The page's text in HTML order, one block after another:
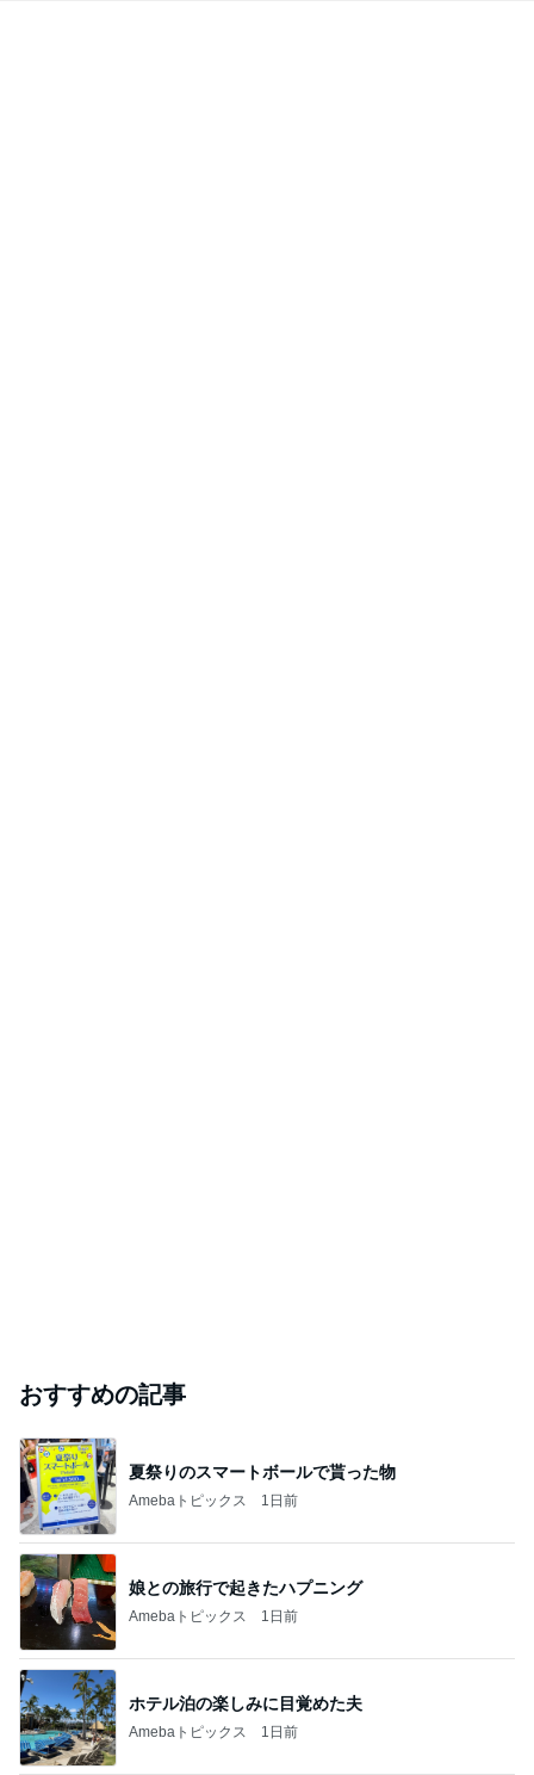
おすすめの記事
夏祭りのスマートボールで貰った物
Amebaトピックス 1日前
娘との旅行で起きたハプニング
Amebaトピックス 1日前
ホテル泊の楽しみに目覚めた夫
Amebaトピックス 1日前